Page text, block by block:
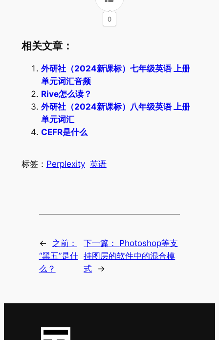
0
相关文章：
外研社（2024新课标）七年级英语 上册
单元词汇音频
Rive怎么读？
外研社（2024新课标）八年级英语 上册
单元词汇
CEFR是什么
标签： Perplexity 英语
←
之前：
“黑五”是什
么？
下一篇：
Photoshop等支
持图层的软件中的混合模
式
→